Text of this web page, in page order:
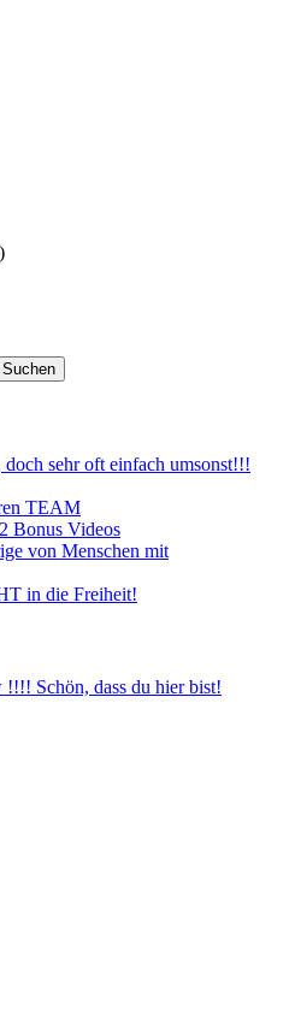
sehr oft einfach umsonst!!!
TEAM
Bonus Videos
von Menschen mit
in die Freiheit!
Schön, dass du hier bist!